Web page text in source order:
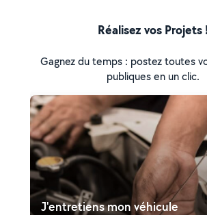
Réalisez vos Projets !
Gagnez du temps : postez toutes
publiques en un clic.
J'entretiens mon véhicule